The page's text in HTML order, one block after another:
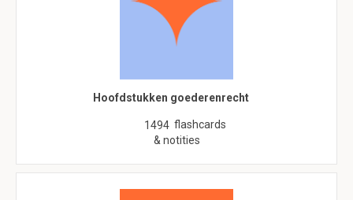
Hoofdstukken goederenrecht
1494 flashcards
& notities